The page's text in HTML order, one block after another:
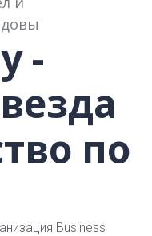
-
по
Business